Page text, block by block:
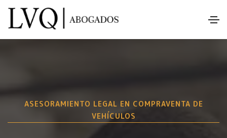
ASESORAMIENTO LEGAL EN COMPRAVENTA DE
VEHÍCULOS